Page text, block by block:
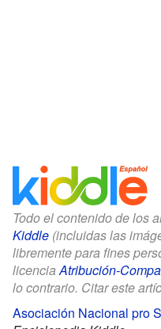
Todo el contenido de los
Kiddle (incluidas las
libremente para fines
licenciaAtribución-
lo contrario. Citar este
Asociación Nacional pro